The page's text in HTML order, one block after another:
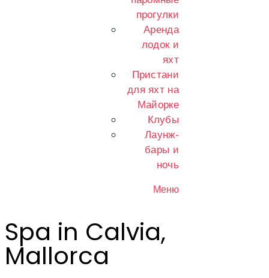
прогулки
Аренда
лодок и
яхт
Пристани
для яхт на
Майорке
Клубы
Лаунж-
бары и
ночь
Меню
Spa in Calvia,
Mallorca